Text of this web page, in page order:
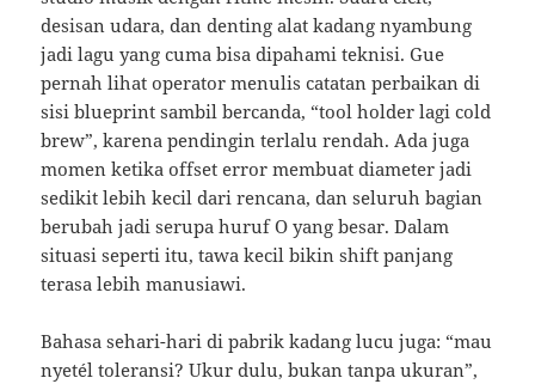
desisan udara, dan denting alat kadang nyambung
jadi lagu yang cuma bisa dipahami teknisi. Gue
pernah lihat operator menulis catatan perbaikan di
sisi blueprint sambil bercanda, “tool holder lagi cold
brew”, karena pendingin terlalu rendah. Ada juga
momen ketika offset error membuat diameter jadi
sedikit lebih kecil dari rencana, dan seluruh bagian
berubah jadi serupa huruf O yang besar. Dalam
situasi seperti itu, tawa kecil bikin shift panjang
terasa lebih manusiawi.
Bahasa sehari-hari di pabrik kadang lucu juga: “mau
nyetél toleransi? Ukur dulu, bukan tanpa ukuran”,